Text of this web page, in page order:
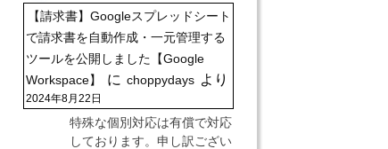
【請求書】Googleスプレッドシート
で請求書を自動作成・一元管理する
ツールを公開しました【Google
Workspace】
に choppydays より
2024年8月22日
特殊な個別対応は有償で対応
しております。申し訳ござい